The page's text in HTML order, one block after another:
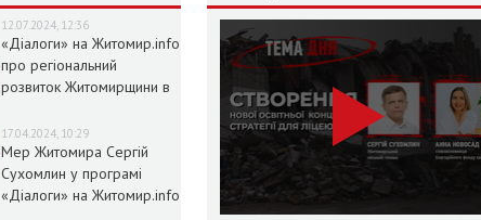
12.07.2024, 12:36
«Діалоги» на Житомир.info
про регіональний
розвиток Житомирщини в
17.04.2024, 10:29
Мер Житомира Сергій
Сухомлин у програмі
«Діалоги» на Житомир.info